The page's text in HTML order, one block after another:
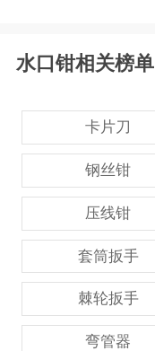
水口钳相关榜单
卡片刀
钢丝钳
压线钳
套筒扳手
棘轮扳手
弯管器